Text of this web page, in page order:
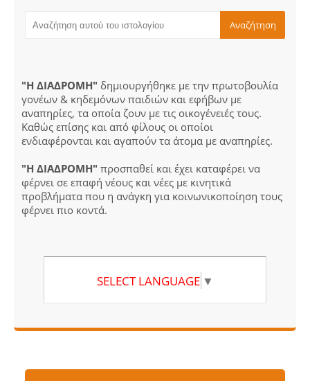
"Η ΔΙΑΔΡΟΜΗ" δημιουργήθηκε με την πρωτοβουλία
γονέων & κηδεμόνων παιδιών και εφήβων με
αναπηρίες, τα οποία ζουν με τις οικογένειές τους.
Καθώς επίσης και από φίλους οι οποίοι
ενδιαφέρονται και αγαπούν τα άτομα με αναπηρίες.
"Η ΔΙΑΔΡΟΜΗ" προσπαθεί και έχει καταφέρει να
φέρνει σε επαφή νέους και νέες με κινητικά
προβλήματα που η ανάγκη για κοινωνικοποίηση τους
φέρνει πιο κοντά.
SELECT LANGUAGE ▼